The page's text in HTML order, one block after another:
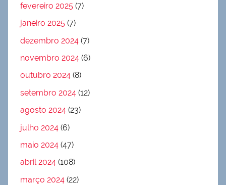
fevereiro 2025 (7)
janeiro 2025 (7)
dezembro 2024 (7)
novembro 2024 (6)
outubro 2024 (8)
setembro 2024 (12)
agosto 2024 (23)
julho 2024 (6)
maio 2024 (47)
abril 2024 (108)
março 2024 (22)